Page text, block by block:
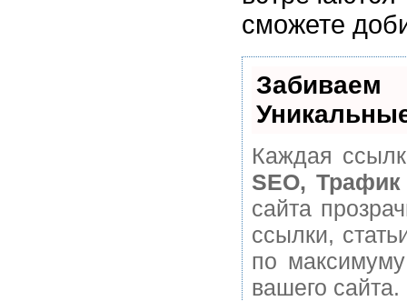
сможете
Каждая
SEO,
сайта
ссылки,
по
вашего сайта.